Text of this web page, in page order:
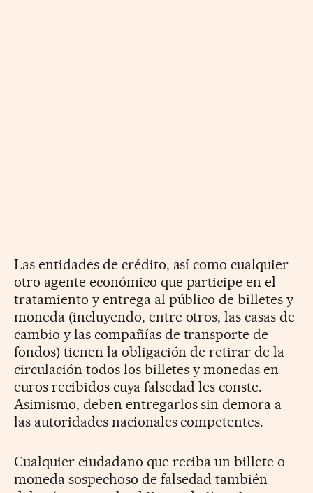
Las entidades de crédito, así como cualquier
otro agente económico que participe en el
tratamiento y entrega al público de billetes y
moneda (incluyendo, entre otros, las casas de
cambio y las compañías de transporte de
fondos) tienen la obligación de retirar de la
circulación todos los billetes y monedas en
euros recibidos cuya falsedad les conste.
Asimismo, deben entregarlos sin demora a
las autoridades nacionales competentes.
Cualquier ciudadano que reciba un billete o
moneda sospechoso de falsedad también